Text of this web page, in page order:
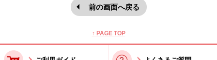
前の画面へ戻る
↑ PAGE TOP